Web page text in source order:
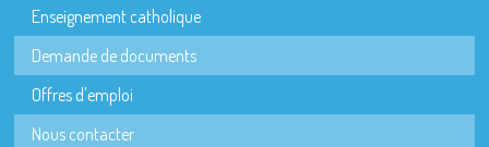
Enseignement catholique
Demande de documents
Offres d'emploi
Nous contacter